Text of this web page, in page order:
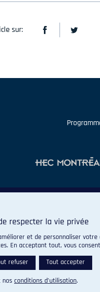
sur:
respecter la vie privée
et de personnaliser
En acceptant tout, vous
refuser Tout accepter
nos conditions d’utilisation.